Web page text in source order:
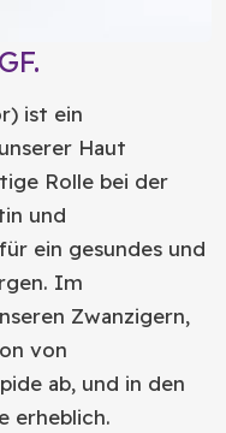
ist ein
Haut
Rolle bei der
und
ein gesundes und
Im
Zwanzigern,
von
ab, und in den
erheblich.